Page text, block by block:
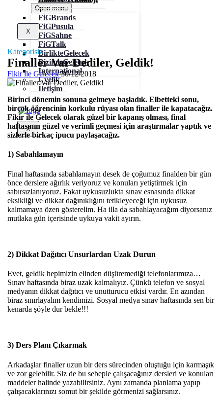
Open menu
FiGBrands
FiGPusula
FiGSahne
FiGTalk
BirlikteGelecek
BizimleGelecek
International
Üyelik
İletişim
X
X
Kategorisiz
Finaller Var Dediler, Geldik!
Fikir ile Gelecek30/12/2018
Birinci dönemin sonuna gelmeye başladık. Elbetteki sonu,
birçok öğrencinin korkulu rüyası olan finaller ile kapatacağız.
Fikir ile Gelecek olarak güzel bir kapanış olması, final
haftasının güzel ve verimli geçmesi için araştırmalar yaptık ve
sizlerle birkaç ipucu paylaşacağız.
1) Sabahlamayın
Final haftasında sabahlamayın desek de çoğumuz finalden bir gün
önce derslere ağırlık veriyoruz ve konuları yetiştirmek için
sabırsızlanıyoruz. Fakat uykusuzlukta sınav esnasında dikkat
eksikliği ve dikkat dağınıklığını tetikleyeceği için uykusuz
kalmamaya özen gösterelim. Ha illa da sabahlayacağım diyorsanız
mutlaka gün içerisinde uykuya vakit ayırın.
2) Dikkat Dağıtıcı Unsurlardan Uzak Durun
Evet, geldik hepimizin elinden düşüremediği telefonlarımıza…
Sınav haftasında biraz uzak kalmalıyız. Çünkü telefon ve sosyal
medyanın dikkat dağıtıcı ve unutturucu etkisi vardır. En azından
biraz sınırlayalım kendimizi. Sosyal medya sınav haftasında sen bir
kenarda şöyle dur bekle!!!
3) Ders Planı Çıkarmak
Arkadaşlar finaller uzun bir ders sürecinden oluştuğu için karmaşık
ve zor gelebilir. Siz de bu sebeple çalışacağınız dersleri ve konuları
maddeler halinde yazabilirsiniz. Aynı zamanda planlama yapıp
çalışacaklarınızı somut bir şekilde görmenizi sağlarsınız.